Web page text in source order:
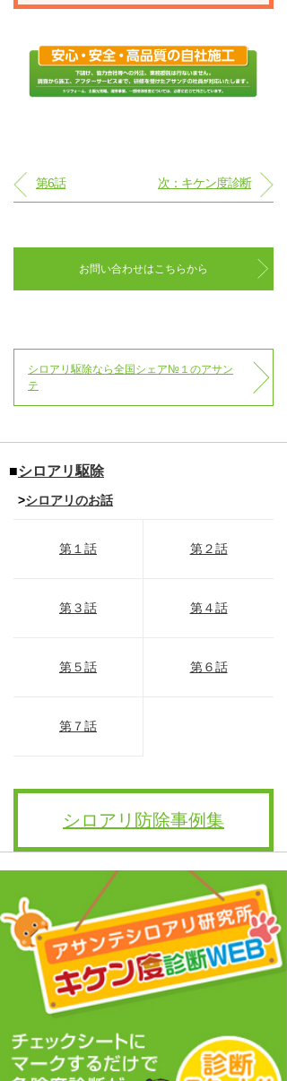
第6話 次：キケン度診断
お問い合わせはこちらから
シロアリ駆除なら全国シェア№１のアサン
テ
■シロアリ駆除
>シロアリのお話
第１話 第２話
第３話 第４話
第５話 第６話
第７話
シロアリ防除事例集